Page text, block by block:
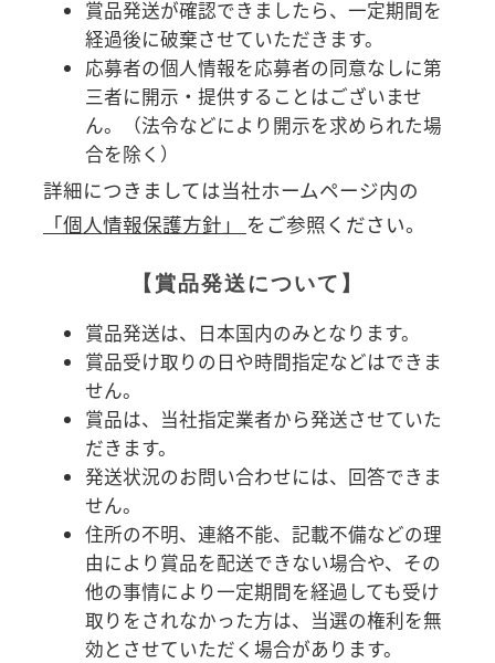
賞品発送が確認できましたら、一定期間を
経過後に破棄させていただきます。
応募者の個人情報を応募者の同意なしに第
三者に開示・提供することはございませ
ん。（法令などにより開示を求められた場
合を除く）
詳細につきましては当社ホームページ内の
「個人情報保護方針」 をご参照ください。
【賞品発送について】
賞品発送は、日本国内のみとなります。
賞品受け取りの日や時間指定などはできま
せん。
賞品は、当社指定業者から発送させていた
だきます。
発送状況のお問い合わせには、回答できま
せん。
住所の不明、連絡不能、記載不備などの理
由により賞品を配送できない場合や、その
他の事情により一定期間を経過しても受け
取りをされなかった方は、当選の権利を無
効とさせていただく場合があります。